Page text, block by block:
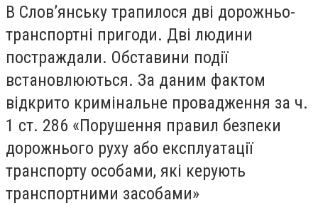
В Слов’янську трапилося дві дорожньо-
транспортні пригоди. Дві людини
постраждали. Обставини події
встановлюються. За даним фактом
відкрито кримінальне провадження за ч.
1 ст. 286 «Порушення правил безпеки
дорожнього руху або експлуатації
транспорту особами, які керують
транспортними засобами»